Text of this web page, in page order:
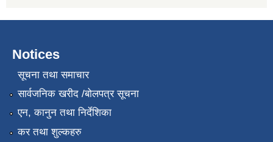
Notices
सूचना तथा समाचार
सार्वजनिक खरीद /बोलपत्र सूचना
एन, कानुन तथा निर्देशिका
कर तथा शुल्कहरु